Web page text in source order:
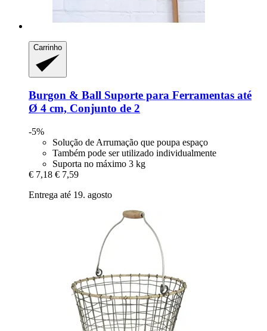
Carrinho
Burgon & Ball Suporte para Ferramentas até
Ø 4 cm, Conjunto de 2
-5%
Solução de Arrumação que poupa espaço
Também pode ser utilizado individualmente
Suporta no máximo 3 kg
€ 7,18 € 7,59
Entrega até 19. agosto